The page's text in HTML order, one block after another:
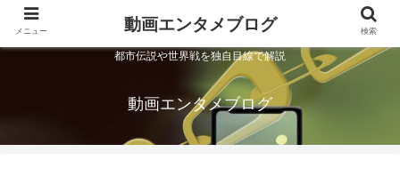
都市伝説や世界戦を独自目線で解説
動画エンタメブログ
メニュー 動画エンタメブログ 検索